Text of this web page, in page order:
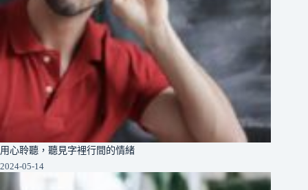
用心聆聽，聽見字裡行間的情緒
2024-05-14